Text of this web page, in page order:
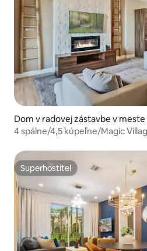
Dom v radovej zástavbe v
4 spálne/4,5 kúpeľne/Magic
Superhostiteľ
Superhostiteľ